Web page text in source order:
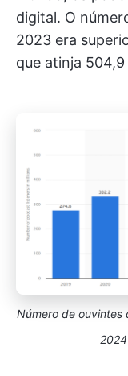
digital. O
2023 era
que atinja
Número de ouvintes